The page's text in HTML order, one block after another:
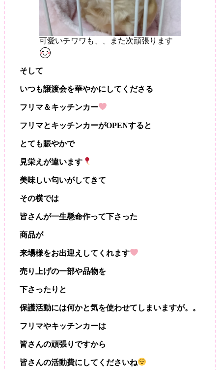
可愛いチワワも、、また次頑張ります
そして
いつも譲渡会を華やかにしてくださる
フリマ＆キッチンカー
フリマとキッチンカーがOPENすると
とても賑やかで
見栄えが違います
美味しい匂いがしてきて
その横では
皆さんが一生懸命作って下さった
商品が
来場様をお出迎えしてくれます
売り上げの一部や品物を
下さったりと
保護活動には何かと気を使わせてしまいますが。。
フリマやキッチンカーは
皆さんの頑張りですから
皆さんの活動費にしてくださいね